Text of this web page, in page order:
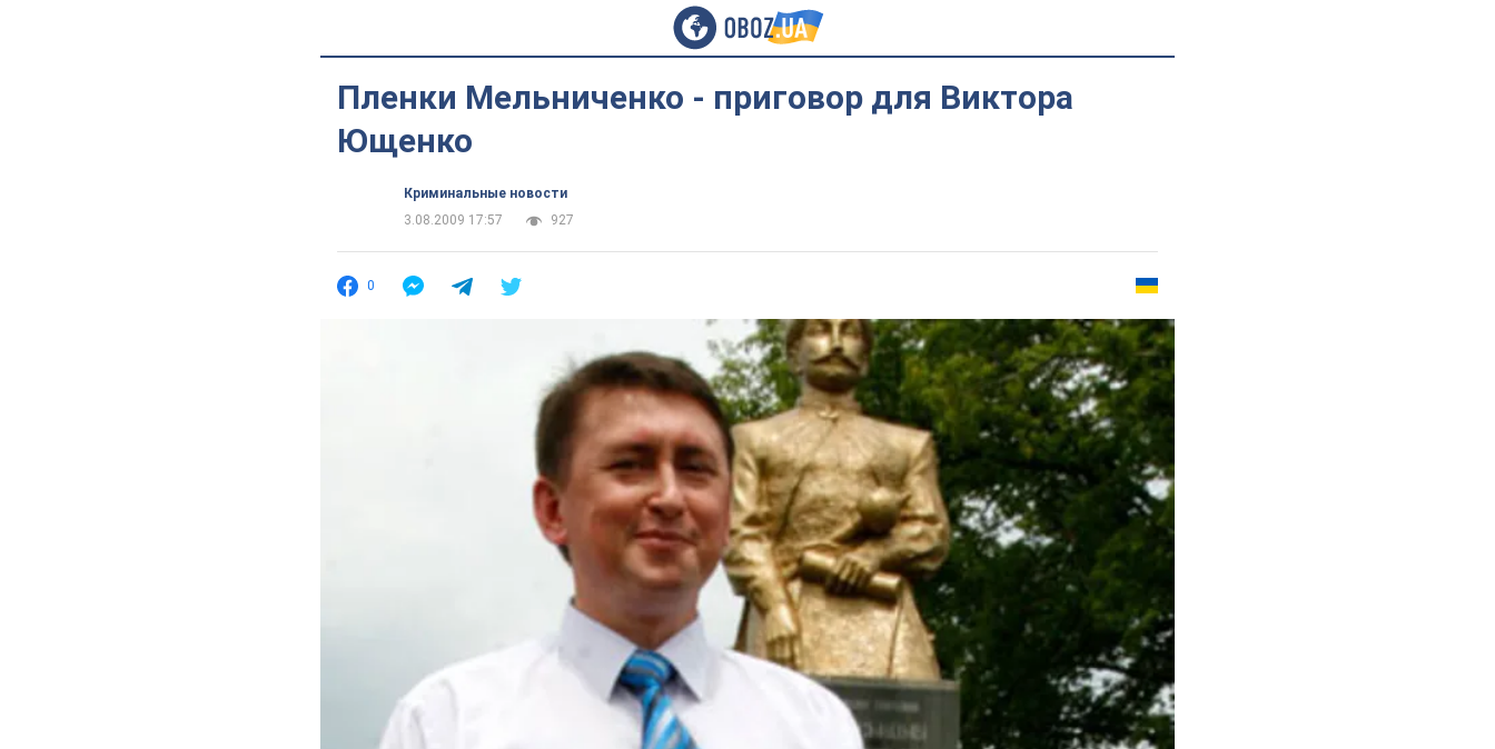
Пленки Мельниченко - приговор для Виктора
Ющенко
Криминальные новости
3.08.2009 17:57
927
0